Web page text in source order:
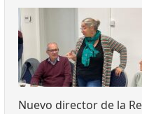
Nuevo director de la